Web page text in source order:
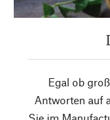
Egal ob
Antworten auf